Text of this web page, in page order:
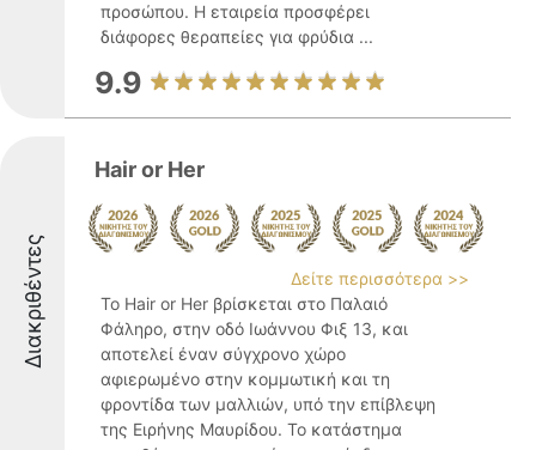
προσώπου. Η εταιρεία προσφέρει
διάφορες θεραπείες για φρύδια ...
9.9
Διακριθέντες
Hair or Her
Δείτε περισσότερα >>
Το Hair or Her βρίσκεται στο Παλαιό
Φάληρο, στην οδό Ιωάννου Φιξ 13, και
αποτελεί έναν σύγχρονο χώρο
αφιερωμένο στην κομμωτική και τη
φροντίδα των μαλλιών, υπό την επίβλεψη
της Ειρήνης Μαυρίδου. Το κατάστημα